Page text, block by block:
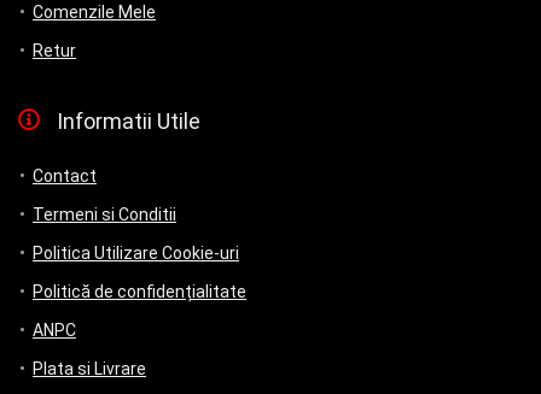
Comenzile Mele
Retur
Informatii Utile
Contact
Termeni si Conditii
Politica Utilizare Cookie-uri
Politică de confidențialitate
ANPC
Plata si Livrare